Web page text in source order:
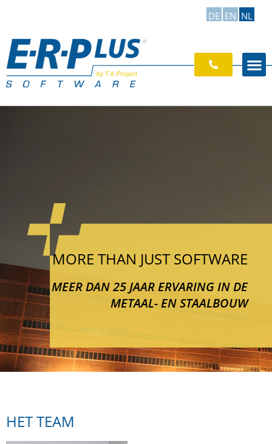
DE EN NL
MORE THAN JUST SOFTWARE
MEER DAN 25 JAAR ERVARING IN DE
METAAL- EN STAALBOUW
HET TEAM